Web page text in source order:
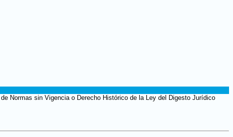
Normas sin Vigencia o Derecho Histórico de la Ley del Digesto Jurídico